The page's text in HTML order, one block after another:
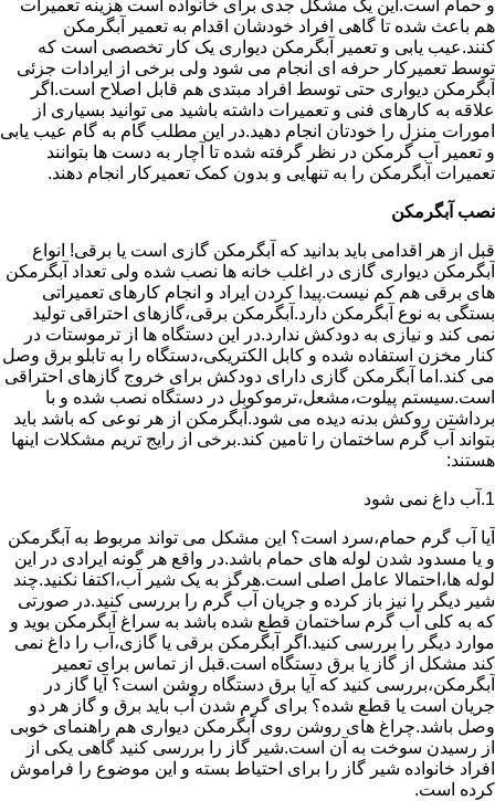
و حمام است.این یک مشکل جدی برای خانواده است هزینه تعمیرات
هم باعث شده تا گاهی افراد خودشان اقدام به تعمیر آبگرمکن
کنند.عیب یابی و تعمیر آبگرمکن دیواری یک کار تخصصی است که
توسط تعمیرکار حرفه ای انجام می شود ولی برخی از ایرادات جزئی
آبگرمکن دیواری حتی توسط افراد مبتدی هم قابل اصلاح است.اگر
علاقه به کارهای فنی و تعمیرات داشته باشید می توانید بسیاری از
امورات منزل را خودتان انجام دهید.در این مطلب گام به گام عیب یابی
و تعمیر آب گرمکن در نظر گرفته شده تا آچار به دست ها بتوانند
تعمیرات آبگرمکن را به تنهایی و بدون کمک تعمیرکار انجام دهند.
نصب آبگرمکن
قبل از هر اقدامی باید بدانید که آبگرمکن گازی است یا برقی! انواع
آبگرمکن دیواری گازی در اغلب خانه ها نصب شده ولی تعداد آبگرمکن
های برقی هم کم نیست.پیدا کردن ایراد و انجام کارهای تعمیراتی
بستگی به نوع آبگرمکن دارد.آبگرمکن برقی،گازهای احتراقی تولید
نمی کند و نیازی به دودکش ندارد.در این دستگاه ها از ترموستات در
کنار مخزن استفاده شده و کابل الکتریکی،دستگاه را به تابلو برق وصل
می کند.اما آبگرمکن گازی دارای دودکش برای خروج گازهای احتراقی
است.سیستم پیلوت،مشعل،ترموکوبل در دستگاه نصب شده و با
برداشتن روکش بدنه دیده می شود.آبگرمکن از هر نوعی که باشد باید
بتواند آب گرم ساختمان را تامین کند.برخی از رایج تریم مشکلات اینها
هستند:
1.آب داغ نمی شود
آیا آب گرم حمام،سرد است؟ این مشکل می تواند مربوط به آبگرمکن
و یا مسدود شدن لوله های حمام باشد.در واقع هر گونه ایرادی در این
لوله ها،احتمالا عامل اصلی است.هرگز به یک شیر آب،اکتفا نکنید.چند
شیر دیگر را نیز باز کرده و جریان آب گرم را بررسی کنید.در صورتی
که به کلی آب گرم ساختمان قطع شده باشد به سراغ آبگرمکن بوید و
موارد دیگر را بررسی کنید.اگر آبگرمکن برقی یا گازی،آب را داغ نمی
کند مشکل از گاز یا برق دستگاه است.قبل از تماس برای تعمیر
آبگرمکن،بررسی کنید که آیا برق دستگاه روشن است؟ آیا گاز در
جریان است یا قطع شده؟ برای گرم شدن آب باید برق و گاز هر دو
وصل باشد.چراغ های روشن روی آبگرمکن دیواری هم راهنمای خوبی
از رسیدن سوخت به آن است.شیر گاز را بررسی کنید گاهی یکی از
افراد خانواده شیر گاز را برای احتیاط بسته و این موضوع را فراموش
کرده است.